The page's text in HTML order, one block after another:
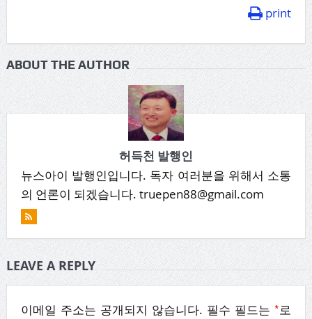
print
ABOUT THE AUTHOR
허득천 발행인
뉴스아이 발행인입니다. 독자 여러분을 위해서 소통
의 언론이 되겠습니다. truepen88@gmail.com
LEAVE A REPLY
이메일 주소는 공개되지 않습니다. 필수 필드는*로